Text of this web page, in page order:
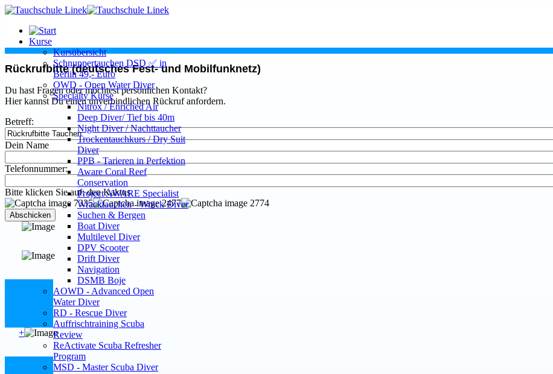
Kurse
Kursübersicht
Schnuppertauchen DSD ✅ in
Berlin 49,- Euro
OWD - Open Water Diver
Specialty Kurse
Nitrox / Enriched Air
Deep Diver/ Tief bis 40m
Night Diver / Nachttaucher
Trockentauchkurs / Dry Suit
Diver
PPB - Tarieren in Perfektion
Aware Coral Reef
Conservation
Project AWARE Specialist
Wracktauchen - Wreck Diver
Suchen & Bergen
Boat Diver
Multilevel Diver
DPV Scooter
Drift Diver
Navigation
DSMB Boje
AOWD - Advanced Open
Water Diver
RD - Rescue Diver
Auffrischtraining Scuba
Review
ReActivate Scuba Refresher
Program
MSD - Master Scuba Diver
Rückrufbitte (deutsches Fest- und Mobilfunknetz)
Du hast Fragen oder möchtest persönlichen Kontakt?
Hier kannst Du einen unverbindlichen Rückruf anfordern.
Betreff:
Dein Name
Telefonnummer:
Bitte klicken Sie auf: den Kaktus
Abschicken
+